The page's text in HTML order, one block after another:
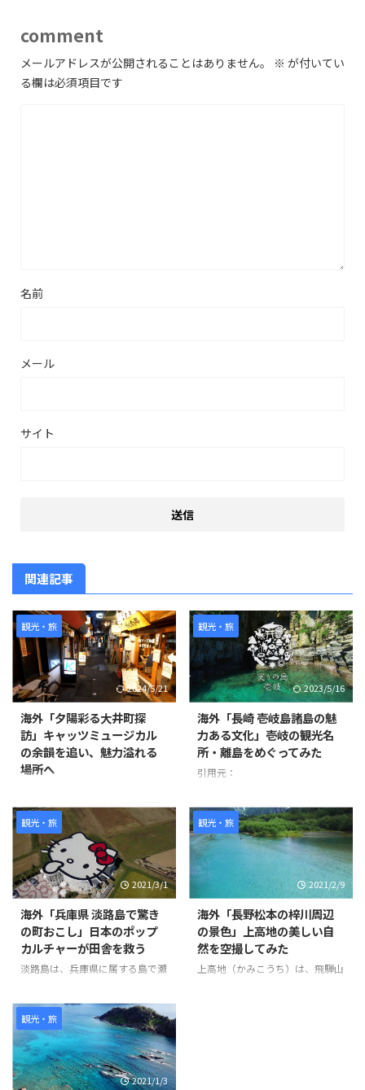
comment
メールアドレスが公開されることはありません。 ※ が付いてい
る欄は必須項目です
名前
メール
サイト
関連記事
観光・旅
2024/5/21
海外「夕陽彩る大井町探
訪」キャッツミュージカル
の余韻を追い、魅力溢れる
場所へ
ージカルを見に来た際にこの場所
を発見し、夕陽が美しくなる時間
帯に撮影を始めました。 ビデオ
の中ではJR大井町駅東口から始
まり、キャッツシアターやお洒落
な飲食店街、住宅地、商店街など
を通り抜けています。 また、途
中で可愛らしい猫も登場します。
ビデオの最後にはJR大井町西口
に到着しています。 このビデオ
を通じて、大井町の様々な場所や
世界の反応
観光・旅
2023/5/16
海外「長崎 壱岐島諸島の魅
力ある文化」壱岐の観光名
所・離島をめぐってみた
引用元：
h?v=oXvKV3g77Yk 世界の反応
観光・旅
2021/3/1
海外「兵庫県 淡路島で驚き
の町おこし」日本のポップ
カルチャーが田舎を救う
淡路島は、兵庫県に属する島で瀬
県明石市にかかる世界最長のつり
橋「明石海峡大橋」を車やバスを
使って渡る。そこには畑がある素
朴な風景に、突如ハローキティー
ショーボックスが出現するのだ。
ハローキティーショーボックス
観光・旅
2021/2/9
海外「長野松本の梓川周辺
の景色」上高地の美しい自
然を空撮してみた
上高地（かみこうち）は、飛騨山
観光・旅
2021/1/3